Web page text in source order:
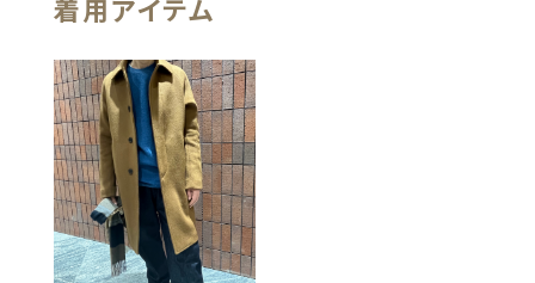
着用アイテム